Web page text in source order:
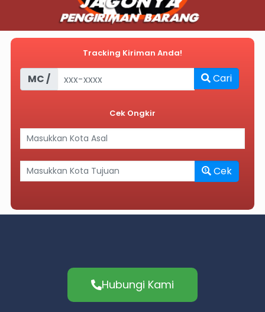
Tracking Kiriman Anda!
MC / Cari
Cek Ongkir
Cek
Hubungi Kami